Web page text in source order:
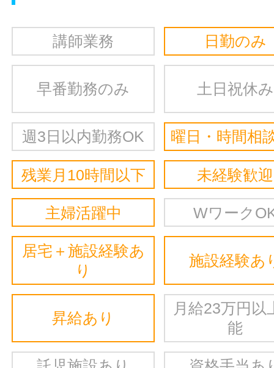
講師業務 日勤のみ
早番勤務のみ 土日祝休み
週3日以内勤務OK 曜日・時間相
残業月10時間以下 未経験歓迎
主婦活躍中 Wワーク
居宅＋施設経験あ
り
施設経験あ
昇給あり
月給23万円以
能